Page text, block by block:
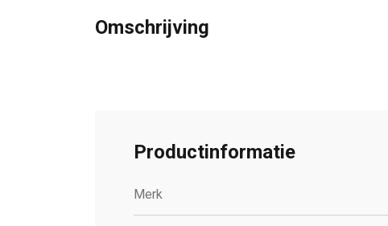
Omschrijving
Productinformatie
Merk